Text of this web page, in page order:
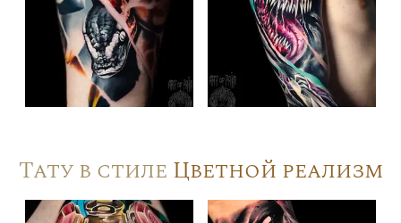
Тату в стиле Цветной реализм